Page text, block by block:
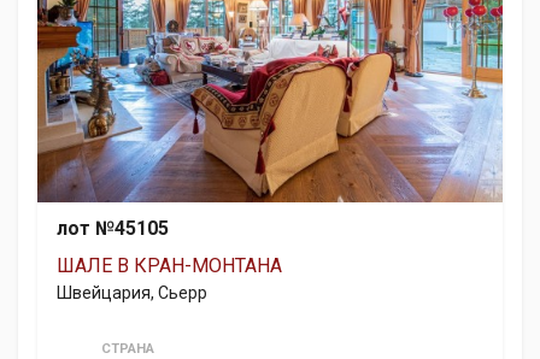
лот №45105
ШАЛЕ В КРАН-МОНТАНА
Швейцария, Сьерр
СТРАНА